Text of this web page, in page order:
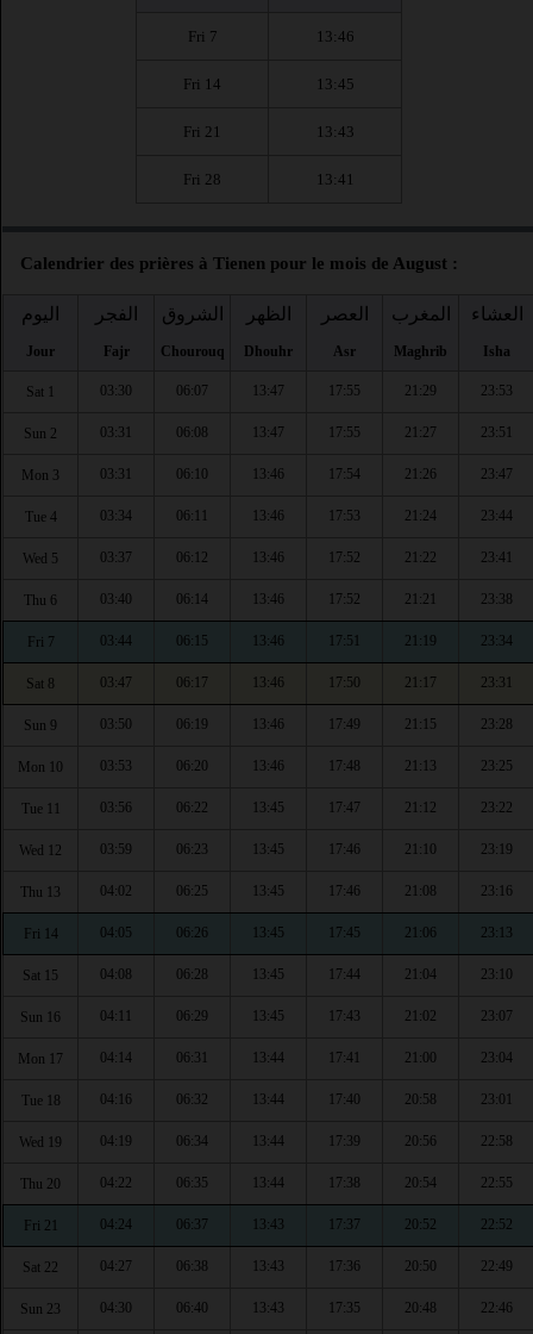
Fri 7 13:46
Fri 14 13:45
Fri 21 13:43
Fri 28 13:41
Calendrier des prières à Tienen pour le mois de August :
اليوم
Jour
الفجر
Fajr
الشروق
Chourouq
الظهر
Dhouhr
العصر
Asr
المغرب
Maghrib
العشاء
Isha
Sat 1 03:30 06:07 13:47 17:55 21:29 23:53
Sun 2 03:31 06:08 13:47 17:55 21:27 23:51
Mon 3 03:31 06:10 13:46 17:54 21:26 23:47
Tue 4 03:34 06:11 13:46 17:53 21:24 23:44
Wed 5 03:37 06:12 13:46 17:52 21:22 23:41
Thu 6 03:40 06:14 13:46 17:52 21:21 23:38
Fri 7 03:44 06:15 13:46 17:51 21:19 23:34
Sat 8 03:47 06:17 13:46 17:50 21:17 23:31
Sun 9 03:50 06:19 13:46 17:49 21:15 23:28
Mon 10 03:53 06:20 13:46 17:48 21:13 23:25
Tue 11 03:56 06:22 13:45 17:47 21:12 23:22
Wed 12 03:59 06:23 13:45 17:46 21:10 23:19
Thu 13 04:02 06:25 13:45 17:46 21:08 23:16
Fri 14 04:05 06:26 13:45 17:45 21:06 23:13
Sat 15 04:08 06:28 13:45 17:44 21:04 23:10
Sun 16 04:11 06:29 13:45 17:43 21:02 23:07
Mon 17 04:14 06:31 13:44 17:41 21:00 23:04
Tue 18 04:16 06:32 13:44 17:40 20:58 23:01
Wed 19 04:19 06:34 13:44 17:39 20:56 22:58
Thu 20 04:22 06:35 13:44 17:38 20:54 22:55
Fri 21 04:24 06:37 13:43 17:37 20:52 22:52
Sat 22 04:27 06:38 13:43 17:36 20:50 22:49
Sun 23 04:30 06:40 13:43 17:35 20:48 22:46